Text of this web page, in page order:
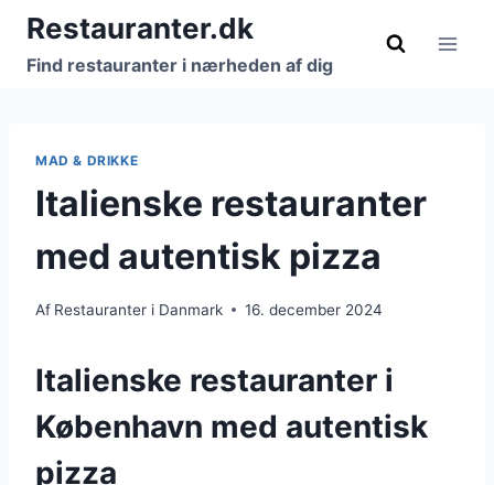
Fortsæt
indhold
Restauranter.dk
Find restauranter i nærheden af dig
MAD & DRIKKE
Italienske restauranter
med autentisk pizza
Af Restauranter i Danmark 16. december 2024
Italienske restauranter i
København med autentisk
pizza